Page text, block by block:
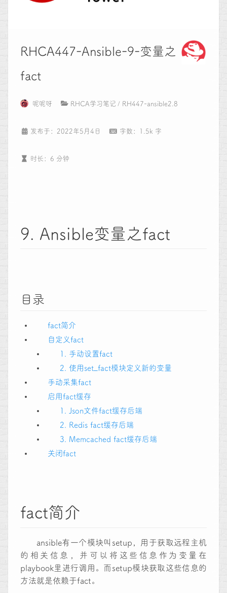
RHCA447-Ansible-9-变量之
fact
呢呢呀 RHCA学习笔记 RH447-ansible2.8
发布于：2022年5月4日 字数：1.5k 字
时长：6 分钟
9. Ansible变量之fact
目录
fact简介
自定义fact
1. 手动设置fact
2. 使用set_fact模块定义新的变量
手动采集fact
启用fact缓存
1. Json文件fact缓存后端
2. Redis fact缓存后端
3. Memcached fact缓存后端
关闭fact
fact简介
ansible有一个模块叫setup，用于获取远程主机
的相关信息，并可以将这些信息作为变量在
playbook里进行调用。而setup模块获取这些信息的
方法就是依赖于fact。